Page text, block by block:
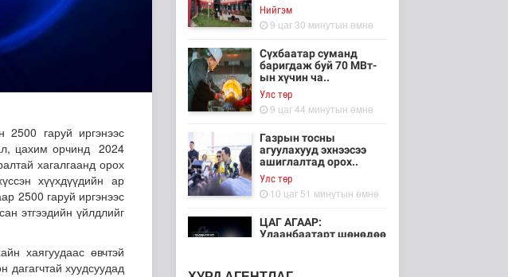
2500 гаруй иргэнээс
цахим орчинд 2024
хагалгаанд орох
хүүхдүүдийн ар
2500 гаруй иргэнээс
этгээдийн үйлдлийг
хаягуудаас өвчтэй
дагагчтай хуудсуудад
Нийгэм
9 цаг 30 минутын өмнө
Сүхбаатар суманд
баригдаж буй 70 МВт-
ын хүчин ча..
Улс төр
9 цаг 44 минутын өмнө
Газрын тосны
агуулахууд эхнээсээ
ашиглалтад орох..
Улс төр
10 цаг 51 минутын өмнө
ЦАГ АГААР:
Улаанбаатарт шөнөдөө